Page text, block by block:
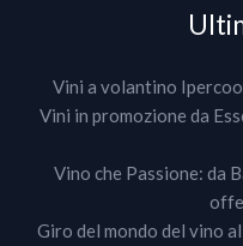
Vini a volantino
Vini in promozione da
Vino che Passione: da
Giro del mondo del vino